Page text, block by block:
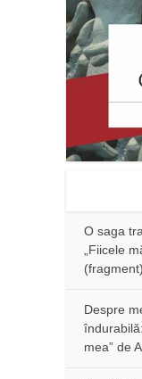
O saga
„Fiicele
(fragment)
Despre
mea” de